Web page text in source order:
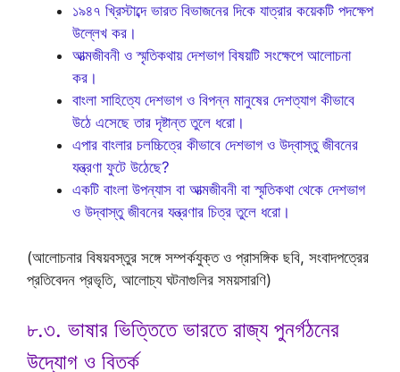
১৯৪৭ খ্রিস্টাব্দে ভারত বিভাজনের দিকে যাত্রার কয়েকটি পদক্ষেপ
উল্লেখ কর।
আত্মজীবনী ও স্মৃতিকথায় দেশভাগ বিষয়টি সংক্ষেপে আলোচনা
কর।
বাংলা সাহিত্যে দেশভাগ ও বিপন্ন মানুষের দেশত্যাগ কীভাবে
উঠে এসেছে তার দৃষ্টান্ত তুলে ধরো।
এপার বাংলার চলচ্চিত্রে কীভাবে দেশভাগ ও উদ্বাস্তু জীবনের
যন্ত্রণা ফুটে উঠেছে?
একটি বাংলা উপন্যাস বা আত্মজীবনী বা স্মৃতিকথা থেকে দেশভাগ
ও উদ্বাস্তু জীবনের যন্ত্রণার চিত্র তুলে ধরো।
(আলোচনার বিষয়বস্তুর সঙ্গে সম্পর্কযুক্ত ও প্রাসঙ্গিক ছবি, সংবাদপত্রের
প্রতিবেদন প্রভৃতি, আলোচ্য ঘটনাগুলির সময়সারণি)
৮.৩. ভাষার ভিত্তিতে ভারতে রাজ্য পুনর্গঠনের
উদ্যোগ ও বিতর্ক